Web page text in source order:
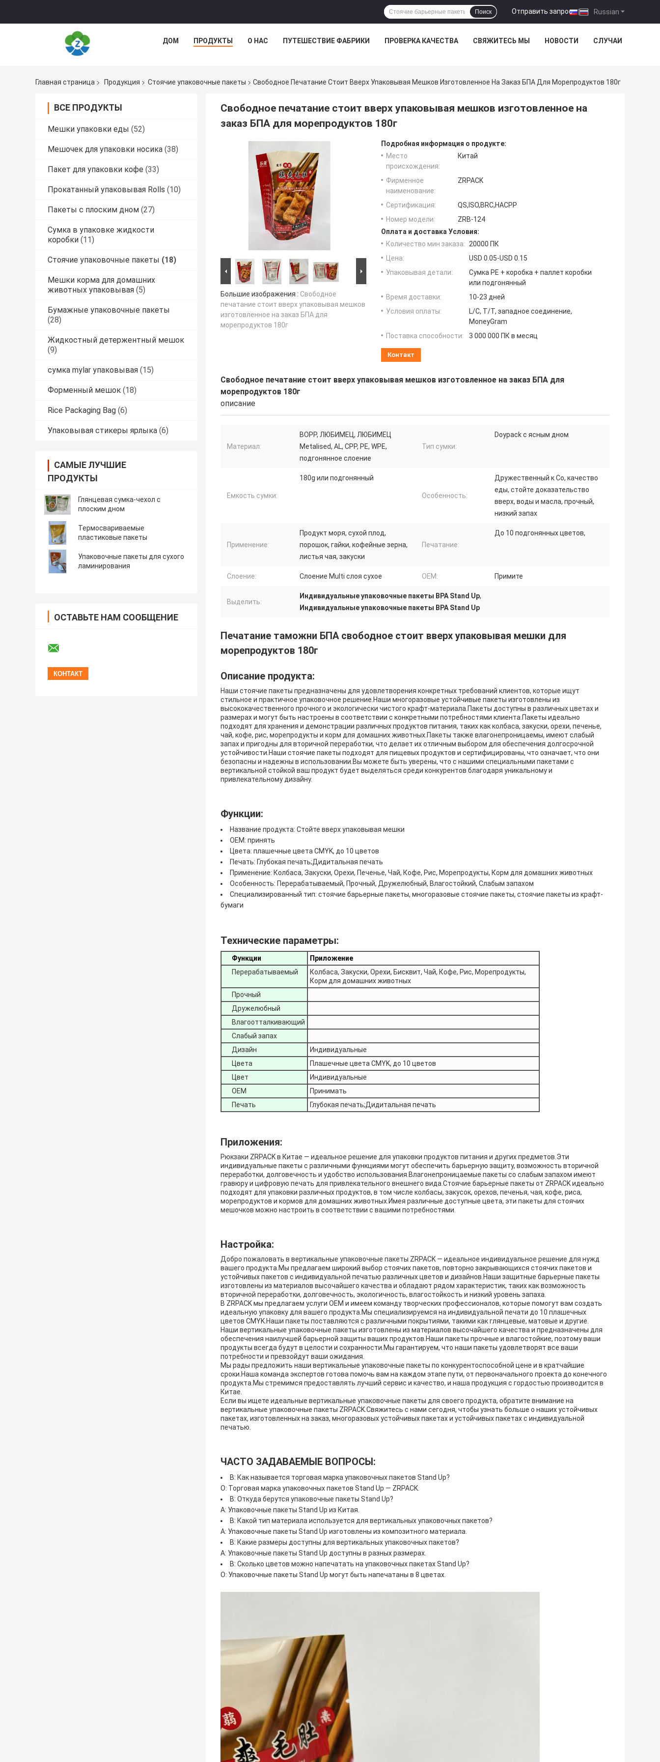
Russian
Отправить запрос |
Поиск
ДОМ ПРОДУКТЫ О НАС ПУТЕШЕСТВИЕ ФАБРИКИ ПРОВЕРКА КАЧЕСТВА СВЯЖИТЕСЬ МЫ НОВОСТИ СЛУЧАИ
Главная страница Продукция Стоячие упаковочные пакеты Свободное Печатание Стоит Вверх Упаковывая Мешков Изготовленное На Заказ БПА Для Морепродуктов 180г
ВСЕ ПРОДУКТЫ
Мешки упаковки еды (52)
Мешочек для упаковки носика (38)
Пакет для упаковки кофе (33)
Прокатанный упаковывая Rolls (10)
Пакеты с плоским дном (27)
Сумка в упаковке жидкости
коробки (11)
Стоячие упаковочные пакеты (18)
Мешки корма для домашних
животных упаковывая (5)
Бумажные упаковочные пакеты
(28)
Жидкостный детержентный мешок
(9)
сумка mylar упаковывая (15)
Форменный мешок (18)
Rice Packaging Bag (6)
Упаковывая стикеры ярлыка (6)
САМЫЕ ЛУЧШИЕ
ПРОДУКТЫ
Глянцевая сумка-чехол с
плоским дном
Термосвариваемые
пластиковые пакеты
Упаковочные пакеты для сухого
ламинирования
ОСТАВЬТЕ НАМ СООБЩЕНИЕ
Свободное печатание стоит вверх упаковывая мешков изготовленное на
заказ БПА для морепродуктов 180г
Большие изображения : Свободное
печатание стоит вверх упаковывая мешков
изготовленное на заказ БПА для
морепродуктов 180г
Подробная информация о продукте:
Место
происхождения:
Китай
Фирменное
наименование:
ZRPACK
Сертификация:
QS,ISO,BRC,HACPP
Номер модели:
ZRB-124
Оплата и доставка Условия:
Количество мин заказа: 20000 ПК
Цена:
USD 0.05-USD 0.15
Упаковывая детали:
Сумка PE + коробка + паллет коробки
или подгонянный
Время доставки:
10-23 дней
Условия оплаты:
L/C, T/T, западное соединение,
MoneyGram
Поставка способности:
3 000 000 ПК в месяц
Контакт
Свободное печатание стоит вверх упаковывая мешков изготовленное на заказ БПА для
морепродуктов 180г
описание
Материал:
BOPP, ЛЮБИМЕЦ, ЛЮБИМЕЦ
Metalised, AL, CPP, PE, WPE,
подгонянное слоение
Тип сумки:
Doypack с ясным дном
Емкость сумки:
180g или подгонянный
Особенность:
Дружественный к Со, качество
еды, стойте доказательство
вверх, воды и масла, прочный,
низкий запах
Применение:
Продукт моря, сухой плод,
порошок, гайки, кофейные зерна,
листья чая, закуски
Печатание:
До 10 подгонянных цветов,
Слоение: Слоение Multi слоя сухое OEM: Примите
Выделить:
Индивидуальные упаковочные пакеты BPA Stand Up,
Индивидуальные упаковочные пакеты BPA Stand Up
Печатание таможни БПА свободное стоит вверх упаковывая мешки для
морепродуктов 180г
Описание продукта:
Наши стоячие пакеты предназначены для удовлетворения конкретных требований клиентов, которые ищут
стильное и практичное упаковочное решение.Наши многоразовые устойчивые пакеты изготовлены из
высококачественного прочного и экологически чистого крафт-материала.Пакеты доступны в различных цветах и ​​
размерах и могут быть настроены в соответствии с конкретными потребностями клиента.Пакеты идеально
подходят для хранения и демонстрации различных продуктов питания, таких как колбаса, закуски, орехи, печенье,
чай, кофе, рис, морепродукты и корм для домашних животных.Пакеты также влагонепроницаемы, имеют слабый
запах и пригодны для вторичной переработки, что делает их отличным выбором для обеспечения долгосрочной
устойчивости.Наши стоячие пакеты подходят для пищевых продуктов и сертифицированы, что означает, что они
безопасны и надежны в использовании.Вы можете быть уверены, что с нашими специальными пакетами с
вертикальной стойкой ваш продукт будет выделяться среди конкурентов благодаря уникальному и
привлекательному дизайну.
Функции:
Название продукта: Стойте вверх упаковывая мешки
OEM: принять
Цвета: плашечные цвета CMYK, до 10 цветов
Печать: Глубокая печать;Дидитальная печать
Применение: Колбаса, Закуски, Орехи, Печенье, Чай, Кофе, Рис, Морепродукты, Корм ​​для домашних животных
Особенность: Перерабатываемый, Прочный, Дружелюбный, Влагостойкий, Слабым запахом
Специализированный тип: стоячие барьерные пакеты, многоразовые стоячие пакеты, стоячие пакеты из крафт-
бумаги
Технические параметры:
Функции
Приложение
Перерабатываемый
Колбаса, Закуски, Орехи, Бисквит, Чай, Кофе, Рис, Морепродукты,
Корм ​​для домашних животных
Прочный
Дружелюбный
Влагоотталкивающий
Слабый запах
Дизайн
Индивидуальные
Цвета
Плашечные цвета CMYK, до 10 цветов
Цвет
Индивидуальные
ОЕМ
Принимать
Печать
Глубокая печать;Дидитальная печать
Приложения:
Рюкзаки ZRPACK в Китае — идеальное решение для упаковки продуктов питания и других предметов.Эти
индивидуальные пакеты с различными функциями могут обеспечить барьерную защиту, возможность вторичной
переработки, долговечность и удобство использования.Влагонепроницаемые пакеты со слабым запахом имеют
гравюру и цифровую печать для привлекательного внешнего вида.Стоячие барьерные пакеты от ZRPACK идеально
подходят для упаковки различных продуктов, в том числе колбасы, закусок, орехов, печенья, чая, кофе, риса,
морепродуктов и кормов для домашних животных.Имея различные доступные цвета, эти пакеты для стоячих
мешочков можно настроить в соответствии с вашими потребностями.
Настройка:
Добро пожаловать в вертикальные упаковочные пакеты ZRPACK — идеальное индивидуальное решение для нужд
вашего продукта.Мы предлагаем широкий выбор стоячих пакетов, повторно закрывающихся стоячих пакетов и
устойчивых пакетов с индивидуальной печатью различных цветов и дизайнов.Наши защитные барьерные пакеты
изготовлены из материалов высочайшего качества и обладают рядом характеристик, таких как возможность
вторичной переработки, долговечность, экологичность, влагостойкость и низкий уровень запаха.
В ZRPACK мы предлагаем услуги OEM и имеем команду творческих профессионалов, которые помогут вам создать
идеальную упаковку для вашего продукта.Мы специализируемся на индивидуальной печати до 10 плашечных
цветов CMYK.Наши пакеты поставляются с различными покрытиями, такими как глянцевые, матовые и другие.
Наши вертикальные упаковочные пакеты изготовлены из материалов высочайшего качества и предназначены для
обеспечения наилучшей барьерной защиты ваших продуктов.Наши пакеты прочные и влагостойкие, поэтому ваши
продукты всегда будут в целости и сохранности.Мы гарантируем, что наши пакеты удовлетворят все ваши
потребности и превзойдут ваши ожидания.
Мы рады предложить наши вертикальные упаковочные пакеты по конкурентоспособной цене и в кратчайшие
сроки.Наша команда экспертов готова помочь вам на каждом этапе пути, от первоначального проекта до конечного
продукта.Мы стремимся предоставлять лучший сервис и качество, и наша продукция с гордостью производится в
Китае.
Если вы ищете идеальные вертикальные упаковочные пакеты для своего продукта, обратите внимание на
вертикальные упаковочные пакеты ZRPACK.Свяжитесь с нами сегодня, чтобы узнать больше о наших устойчивых
пакетах, изготовленных на заказ, многоразовых устойчивых пакетах и ​​устойчивых пакетах с индивидуальной
печатью.
ЧАСТО ЗАДАВАЕМЫЕ ВОПРОСЫ:
В: Как называется торговая марка упаковочных пакетов Stand Up?
О: Торговая марка упаковочных пакетов Stand Up — ZRPACK.
В: Откуда берутся упаковочные пакеты Stand Up?
A: Упаковочные пакеты Stand Up из Китая.
В: Какой тип материала используется для вертикальных упаковочных пакетов?
A: Упаковочные пакеты Stand Up изготовлены из композитного материала.
В: Какие размеры доступны для вертикальных упаковочных пакетов?
A: Упаковочные пакеты Stand Up доступны в разных размерах.
В: Сколько цветов можно напечатать на упаковочных пакетах Stand Up?
О: Упаковочные пакеты Stand Up могут быть напечатаны в 8 цветах.